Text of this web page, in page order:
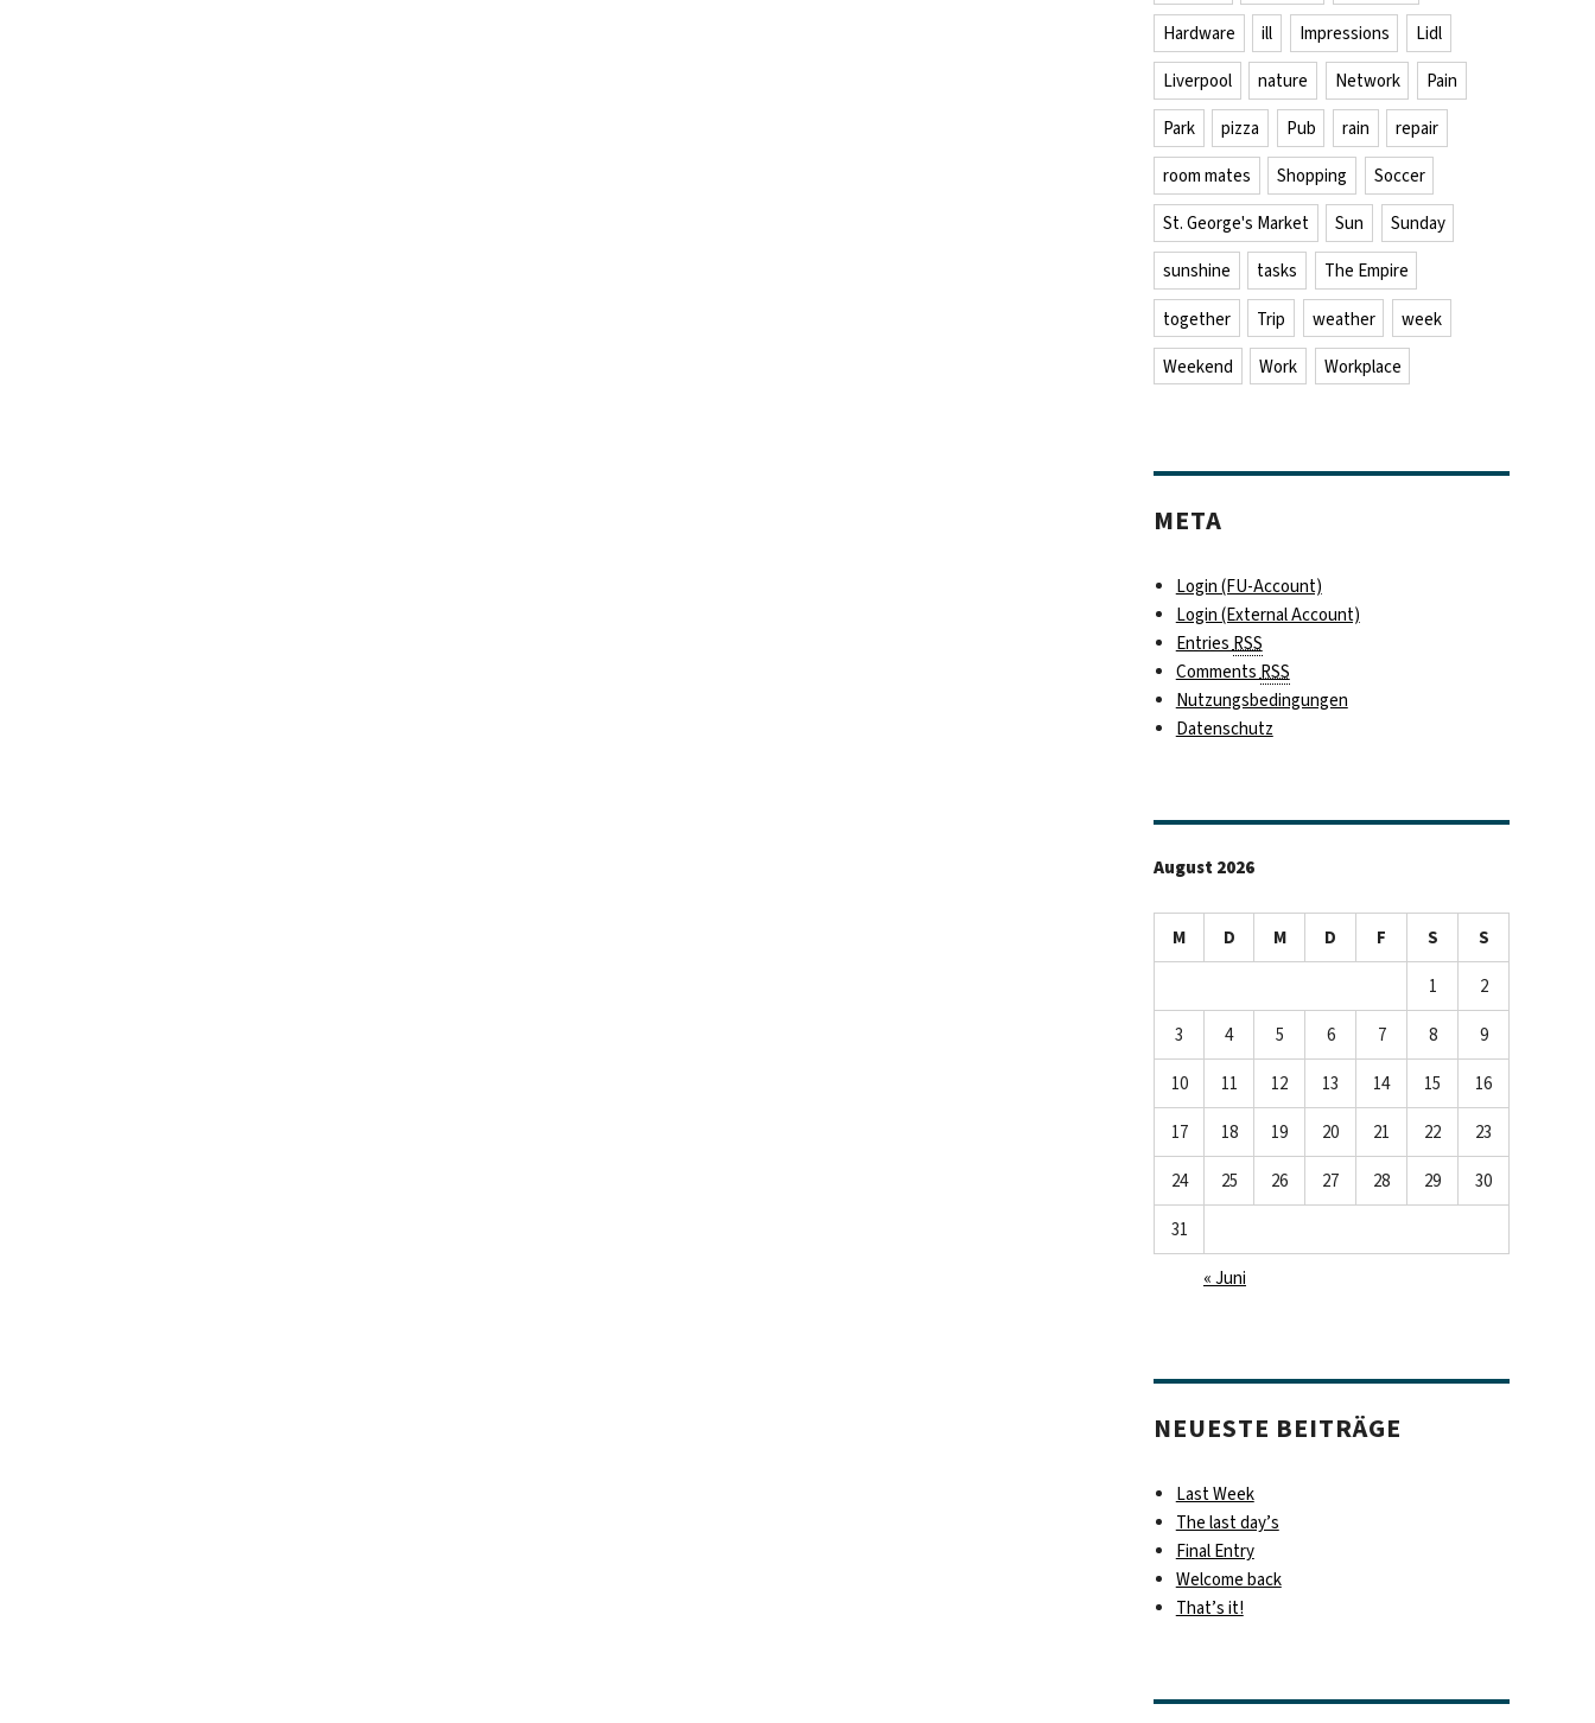
Hardware ill Impressions Lidl
Liverpool nature Network Pain
Park pizza Pub rain repair
room mates Shopping Soccer
St. George's Market Sun Sunday
sunshine tasks The Empire
together Trip weather week
Weekend Work Workplace
META
Login (FU-Account)
Login (External Account)
EntriesRSS
CommentsRSS
Nutzungsbedingungen
Datenschutz
August 2026
M D M D F S S
1 2
3 4 5 6 7 8 9
10 11 12 13 14 15 16
17 18 19 20 21 22 23
24 25 26 27 28 29 30
31
« Juni
NEUESTE BEITRÄGE
Last Week
The last day’s
Final Entry
Welcome back
That’s it!